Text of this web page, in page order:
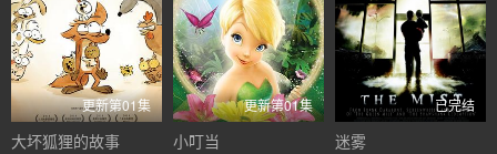
更新第01集
大坏狐狸的故事
更新第01集
小叮当
已完结
迷雾